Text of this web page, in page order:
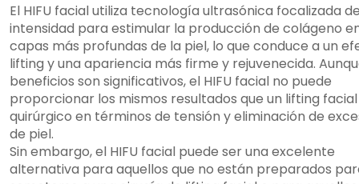
El HIFU facial utiliza tecnología ultrasónica focalizada
intensidad para estimular la producción de colágeno
capas más profundas de la piel, lo que conduce a un
lifting y una apariencia más firme y rejuvenecida.
beneficios son significativos, el HIFU facial no puede
proporcionar los mismos resultados que un lifting facial
quirúrgico en términos de tensión y eliminación de
de piel.
Sin embargo, el HIFU facial puede ser una excelente
alternativa para aquellos que no están preparados